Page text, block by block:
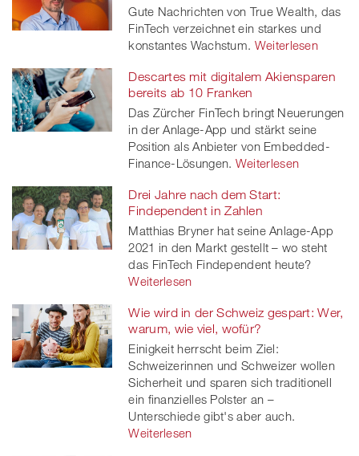
Gute Nachrichten von True Wealth, das
FinTech verzeichnet ein starkes und
konstantes Wachstum. Weiterlesen
Descartes mit digitalem Akiensparen
bereits ab 10 Franken
Das Zürcher FinTech bringt Neuerungen
in der Anlage-App und stärkt seine
Position als Anbieter von Embedded-
Finance-Lösungen. Weiterlesen
Drei Jahre nach dem Start:
Findependent in Zahlen
Matthias Bryner hat seine Anlage-App
2021 in den Markt gestellt – wo steht
das FinTech Findependent heute?
Weiterlesen
Wie wird in der Schweiz gespart: Wer,
warum, wie viel, wofür?
Einigkeit herrscht beim Ziel:
Schweizerinnen und Schweizer wollen
Sicherheit und sparen sich traditionell
ein finanzielles Polster an –
Unterschiede gibt's aber auch.
Weiterlesen